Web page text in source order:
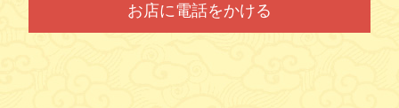
お店に電話をかける